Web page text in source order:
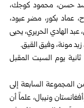
حسن، محمود كوجك،
عماد بكور، مضر عبود،
الهادي الحريري، يحيى
مونة، وفيق القيق.
يوم السبت المقبل
المجموعة السابعة إلى
ونيبال، علماً أن